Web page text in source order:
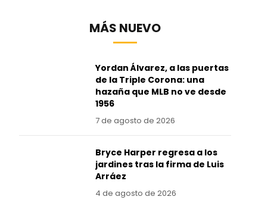
MÁS NUEVO
Yordan Álvarez, a las puertas
de la Triple Corona: una
hazaña que MLB no ve desde
1956
7 de agosto de 2026
Bryce Harper regresa a los
jardines tras la firma de Luis
Arráez
4 de agosto de 2026